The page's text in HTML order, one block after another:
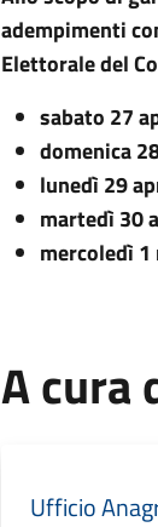
adempimenti
Elettorale del
sabato 27
domenica
lunedì 29
martedì 30
mercoledì
A cura
Ufficio